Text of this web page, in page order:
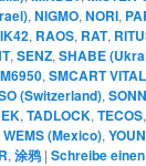
,NIGMO,NORI,
, RAOS, RAT,
,SENZ,SHABE
,SMCART VITAL
(Switzerland),
,TADLOCK,TECOS
WEMS (Mexico),
,涂鸦 |Schreibe